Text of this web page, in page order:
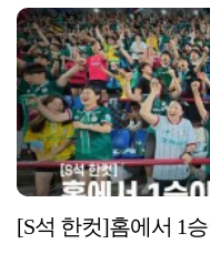
[S석 한컷]홈에서 1